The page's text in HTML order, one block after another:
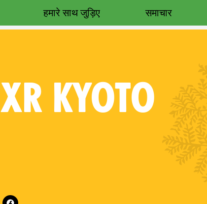
हमारे साथ जुड़िए समाचार
XR KYOTO
Follow XR Kyoto on